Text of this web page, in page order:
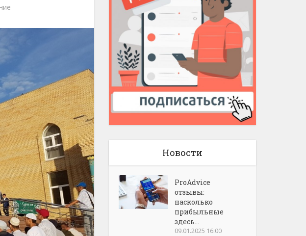
Новости
ProAdvice
отзывы:
насколько
прибыльные
здесь...
09.01.2025 16:00